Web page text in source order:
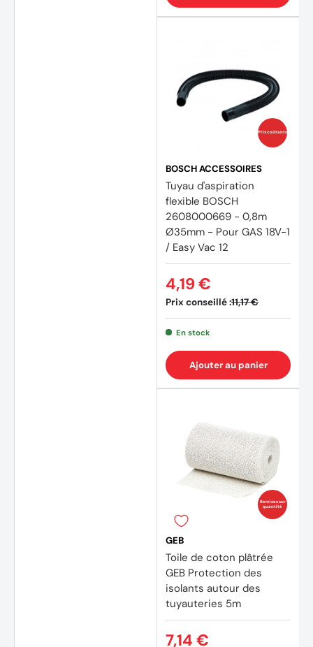
Prix coûtants
BOSCH ACCESSOIRES
Tuyau d'aspiration
flexible BOSCH
2608000669 - 0,8m
Ø35mm - Pour GAS 18V-1
/ Easy Vac 12
Prix conseillé :11,17 €
4,19 €
En stock
Ajouter au panier
Remises sur
quantité
GEB
Toile de coton plâtrée
GEB Protection des
isolants autour des
tuyauteries 5m
7,14 €